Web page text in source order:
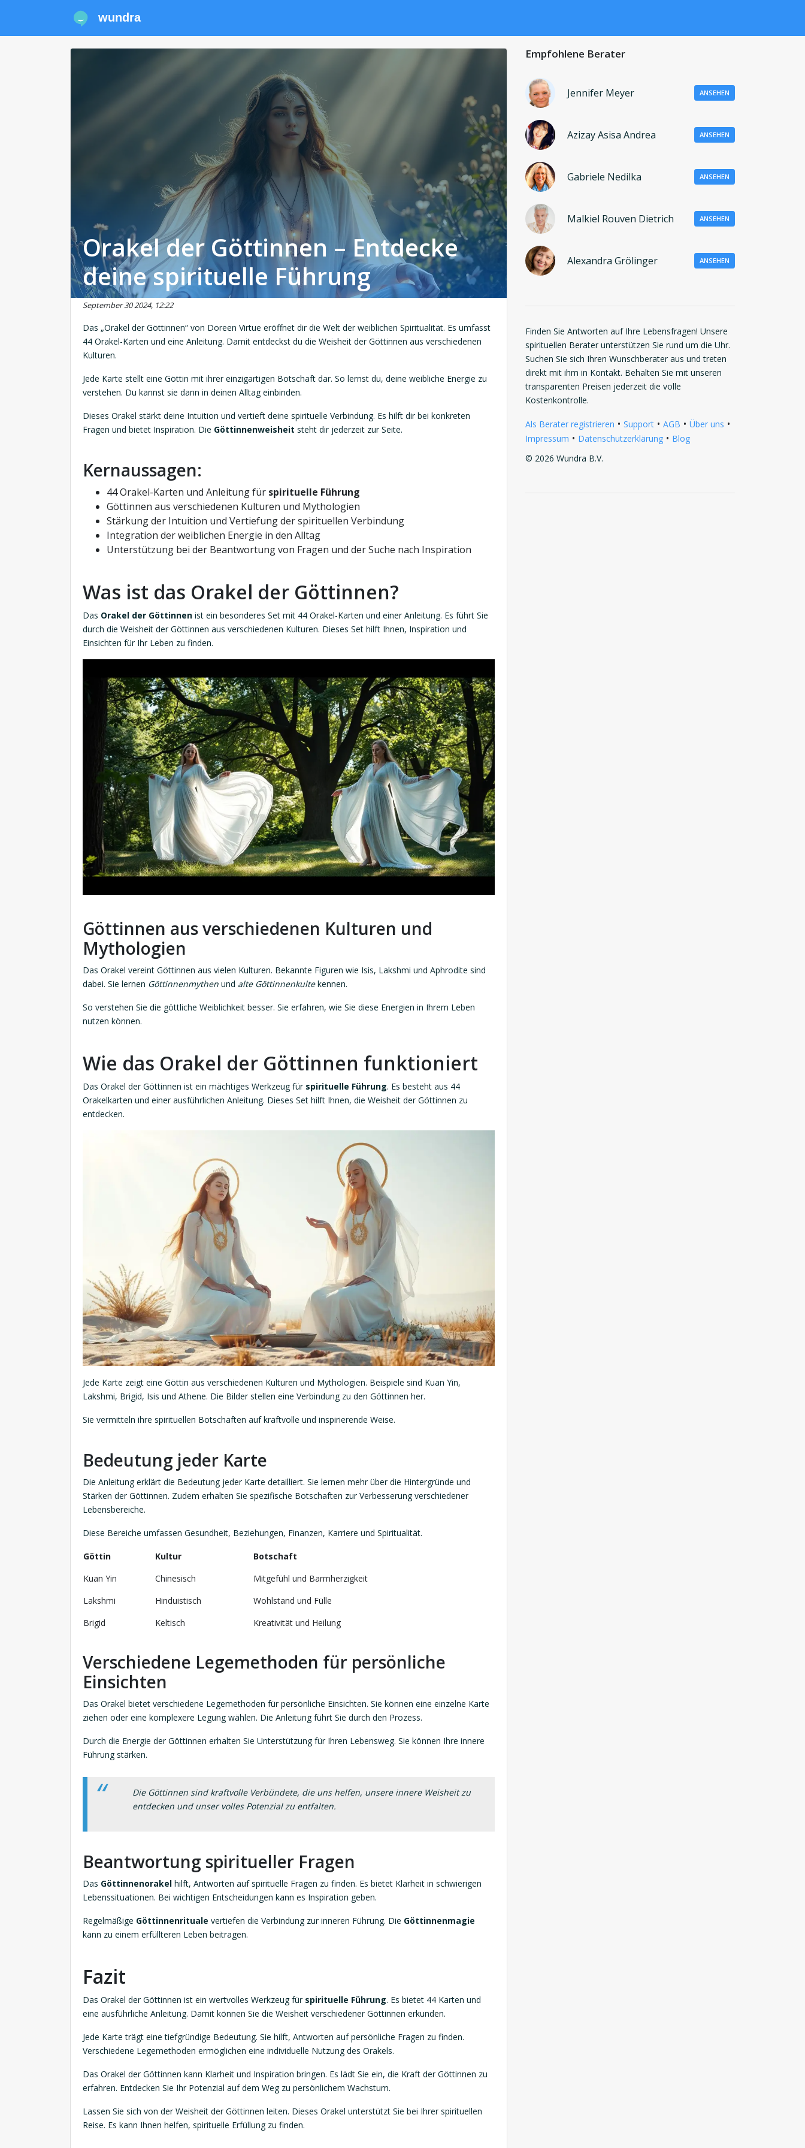
wundra
Orakel der Göttinnen – Entdecke
deine spirituelle Führung
September 30 2024, 12:22
Das „Orakel der Göttinnen“ von Doreen Virtue eröffnet dir die Welt der weiblichen Spiritualität. Es umfasst
44 Orakel-Karten und eine Anleitung. Damit entdeckst du die Weisheit der Göttinnen aus verschiedenen
Kulturen.
Jede Karte stellt eine Göttin mit ihrer einzigartigen Botschaft dar. So lernst du, deine weibliche Energie zu
verstehen. Du kannst sie dann in deinen Alltag einbinden.
Dieses Orakel stärkt deine Intuition und vertieft deine spirituelle Verbindung. Es hilft dir bei konkreten
Fragen und bietet Inspiration. Die Göttinnenweisheit steht dir jederzeit zur Seite.
Kernaussagen:
44 Orakel-Karten und Anleitung für spirituelle Führung
Göttinnen aus verschiedenen Kulturen und Mythologien
Stärkung der Intuition und Vertiefung der spirituellen Verbindung
Integration der weiblichen Energie in den Alltag
Unterstützung bei der Beantwortung von Fragen und der Suche nach Inspiration
Was ist das Orakel der Göttinnen?
Das Orakel der Göttinnen ist ein besonderes Set mit 44 Orakel-Karten und einer Anleitung. Es führt Sie
durch die Weisheit der Göttinnen aus verschiedenen Kulturen. Dieses Set hilft Ihnen, Inspiration und
Einsichten für Ihr Leben zu finden.
Göttinnen aus verschiedenen Kulturen und
Mythologien
Das Orakel vereint Göttinnen aus vielen Kulturen. Bekannte Figuren wie Isis, Lakshmi und Aphrodite sind
dabei. Sie lernen Göttinnenmythen und alte Göttinnenkultekennen.
So verstehen Sie die göttliche Weiblichkeit besser. Sie erfahren, wie Sie diese Energien in Ihrem Leben
nutzen können.
Wie das Orakel der Göttinnen funktioniert
Das Orakel der Göttinnen ist ein mächtiges Werkzeug für spirituelle Führung. Es besteht aus 44
Orakelkarten und einer ausführlichen Anleitung. Dieses Set hilft Ihnen, die Weisheit der Göttinnen zu
entdecken.
Jede Karte zeigt eine Göttin aus verschiedenen Kulturen und Mythologien. Beispiele sind Kuan Yin,
Lakshmi, Brigid, Isis und Athene. Die Bilder stellen eine Verbindung zu den Göttinnen her.
Sie vermitteln ihre spirituellen Botschaften auf kraftvolle und inspirierende Weise.
Bedeutung jeder Karte
Die Anleitung erklärt die Bedeutung jeder Karte detailliert. Sie lernen mehr über die Hintergründe und
Stärken der Göttinnen. Zudem erhalten Sie spezifische Botschaften zur Verbesserung verschiedener
Lebensbereiche.
Diese Bereiche umfassen Gesundheit, Beziehungen, Finanzen, Karriere und Spiritualität.
Göttin Kultur
Botschaft
Kuan Yin
Chinesisch
Mitgefühl und Barmherzigkeit
Lakshmi
Hinduistisch
Wohlstand und Fülle
Brigid
Keltisch Kreativität und Heilung
Verschiedene Legemethoden für persönliche
Einsichten
Das Orakel bietet verschiedene Legemethoden für persönliche Einsichten. Sie können eine einzelne Karte
ziehen oder eine komplexere Legung wählen. Die Anleitung führt Sie durch den Prozess.
Durch die Energie der Göttinnen erhalten Sie Unterstützung für Ihren Lebensweg. Sie können Ihre innere
Führung stärken.
Die Göttinnen sind kraftvolle Verbündete, die uns helfen, unsere innere Weisheit zu
entdecken und unser volles Potenzial zu entfalten.
Beantwortung spiritueller Fragen
Das Göttinnenorakel hilft, Antworten auf spirituelle Fragen zu finden. Es bietet Klarheit in schwierigen
Lebenssituationen. Bei wichtigen Entscheidungen kann es Inspiration geben.
Regelmäßige Göttinnenrituale vertiefen die Verbindung zur inneren Führung. Die Göttinnenmagie
kann zu einem erfüllteren Leben beitragen.
Fazit
Das Orakel der Göttinnen ist ein wertvolles Werkzeug für spirituelle Führung. Es bietet 44 Karten und
eine ausführliche Anleitung. Damit können Sie die Weisheit verschiedener Göttinnen erkunden.
Jede Karte trägt eine tiefgründige Bedeutung. Sie hilft, Antworten auf persönliche Fragen zu finden.
Verschiedene Legemethoden ermöglichen eine individuelle Nutzung des Orakels.
Das Orakel der Göttinnen kann Klarheit und Inspiration bringen. Es lädt Sie ein, die Kraft der Göttinnen zu
erfahren. Entdecken Sie Ihr Potenzial auf dem Weg zu persönlichem Wachstum.
Lassen Sie sich von der Weisheit der Göttinnen leiten. Dieses Orakel unterstützt Sie bei Ihrer spirituellen
Reise. Es kann Ihnen helfen, spirituelle Erfüllung zu finden.
Empfohlene Berater
Jennifer Meyer ANSEHEN
Azizay Asisa Andrea ANSEHEN
Gabriele Nedilka ANSEHEN
Malkiel Rouven Dietrich ANSEHEN
Alexandra Grölinger ANSEHEN
Finden Sie Antworten auf Ihre Lebensfragen! Unsere
spirituellen Berater unterstützen Sie rund um die Uhr.
Suchen Sie sich Ihren Wunschberater aus und treten
direkt mit ihm in Kontakt. Behalten Sie mit unseren
transparenten Preisen jederzeit die volle
Kostenkontrolle.
Als Berater registrieren • Support • AGB • Über uns •
Impressum • Datenschutzerklärung • Blog
© 2026 Wundra B.V.